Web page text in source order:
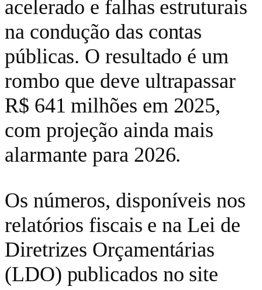
acelerado e falhas estruturais
na condução das contas
públicas. O resultado é um
rombo que deve ultrapassar
R$ 641 milhões em 2025,
com projeção ainda mais
alarmante para 2026.
Os números, disponíveis nos
relatórios fiscais e na Lei de
Diretrizes Orçamentárias
(LDO) publicados no site